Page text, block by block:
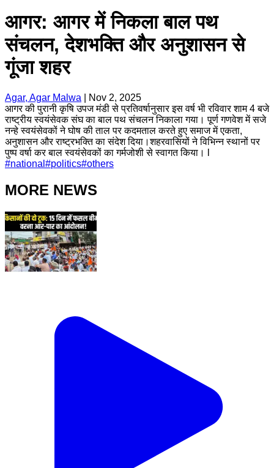
आगर: आगर में निकला बाल पथ
संचलन, देशभक्ति और अनुशासन से
गूंजा शहर
Agar, Agar Malwa
Nov 2, 2025
आगर की पुरानी कृषि उपज मंडी से प्रतिवर्षानुसार इस वर्ष भी रविवार शाम 4 बजे
राष्ट्रीय स्वयंसेवक संघ का बाल पथ संचलन निकाला गया। पूर्ण गणवेश में सजे
नन्हे स्वयंसेवकों ने घोष की ताल पर कदमताल करते हुए समाज में एकता,
अनुशासन और राष्ट्रभक्ति का संदेश दिया।शहरवासियों ने विभिन्न स्थानों पर
पुष्प वर्षा कर बाल स्वयंसेवकों का गर्मजोशी से स्वागत किया। l
#national #politics#others
MORE NEWS